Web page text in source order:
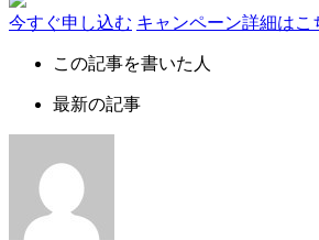
今すぐ申し込む キャンペーン詳細はこ
この記事を書いた人
最新の記事